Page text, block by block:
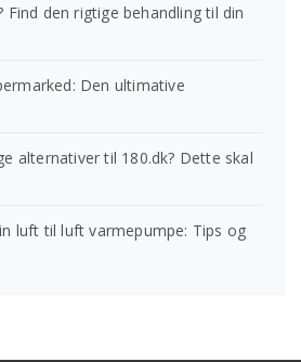
Find den rigtige behandling til din
Den ultimative
alternativer til 180.dk? Dette skal
luft til luft varmepumpe: Tips og